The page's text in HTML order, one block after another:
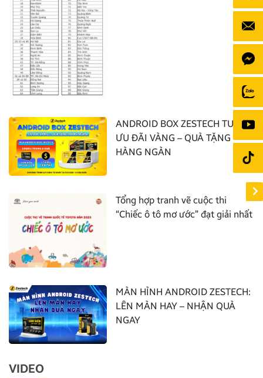
ANDROID BOX ZESTECH TUNG
ƯU ĐÃI VÀNG – QUÀ TẶNG
HÀNG NGÀN
Tổng hợp tranh vẽ cuộc thi
“Chiếc ô tô mơ ước” đạt giải nhất
MÀN HÌNH ANDROID ZESTECH:
LÊN MÀN HAY – NHẬN QUÀ
NGAY
VIDEO